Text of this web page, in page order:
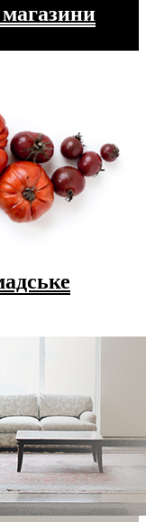
магазини